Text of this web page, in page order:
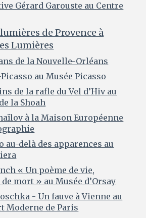
Gérard Garouste au Centre
de Provence à
Lumières
de la Nouvelle-Orléans
au Musée Picasso
de la rafle du Vel d’Hiv au
la Shoah
à la Maison Européenne
au-delà des apparences au
« Un poème de vie,
de mort » au Musée d’Orsay
- Un fauve à Vienne au
Moderne de Paris